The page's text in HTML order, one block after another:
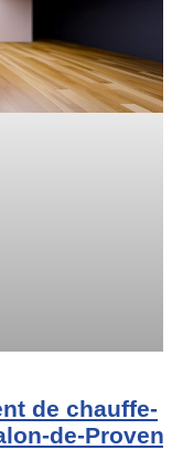
de chauffe-
de-